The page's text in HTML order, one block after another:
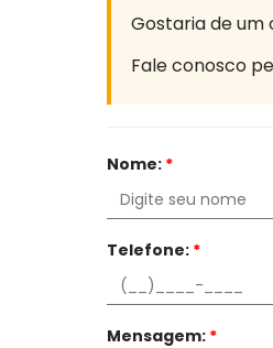
Gostaria de
Fale conosco
Nome: *
Telefone: *
Mensagem: *